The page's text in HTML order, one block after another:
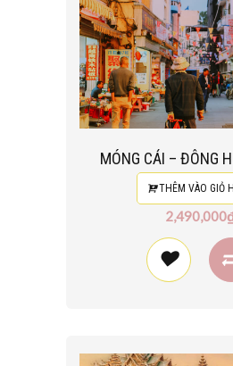
MÓNG CÁI – ĐÔNG
THÊM VÀO GIỎ